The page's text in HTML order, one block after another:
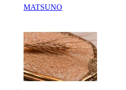
MATSUNO